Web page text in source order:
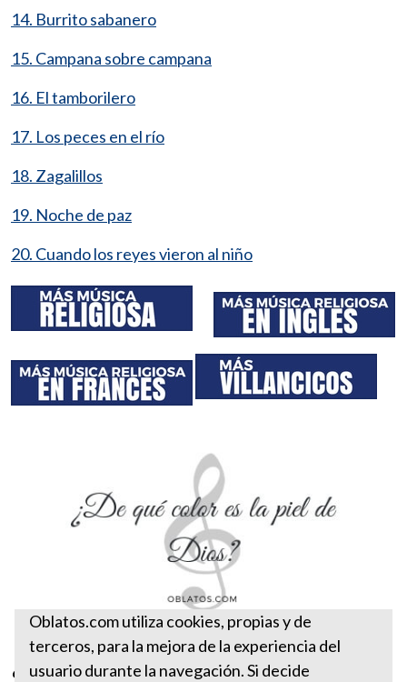
14. Burrito sabanero
15. Campana sobre campana
16. El tamborilero
17. Los peces en el río
18. Zagalillos
19. Noche de paz
20. Cuando los reyes vieron al niño
¿De qué color es la piel de
Oblatos.com utiliza cookies, propias y de
terceros, para la mejora de la experiencia del
usuario durante la navegación. Si decide